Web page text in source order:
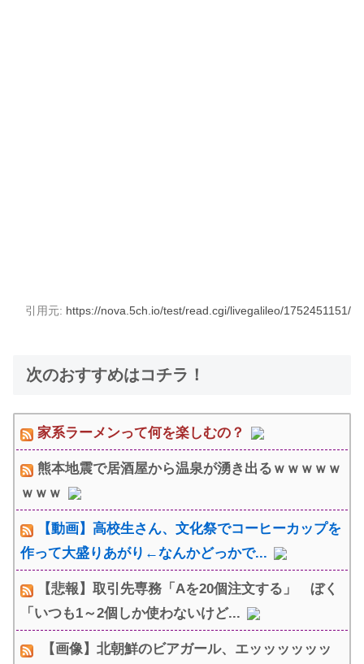
引用元: https://nova.5ch.io/test/read.cgi/livegalileo/1752451151/
次のおすすめはコチラ！
家系ラーメンって何を楽しむの？
熊本地震で居酒屋から温泉が湧き出るｗｗｗｗｗ
ｗｗｗ
【動画】高校生さん、文化祭でコーヒーカップを
作って大盛りあがり←なんかどっかで...
【悲報】取引先専務「Aを20個注文する」 ぼく
「いつも1～2個しか使わないけど...
【画像】北朝鮮のビアガール、エッッッッッッ